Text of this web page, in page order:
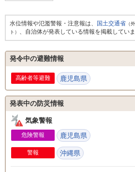
水位情報や氾濫警報・注意報は、 国土交通省 （
ト） 、自治体が発表している情報を掲載していま
発令中の避難情報
高齢者等避難 鹿児島県
発表中の防災情報
気象警報
危険警報 鹿児島県
警報 沖縄県